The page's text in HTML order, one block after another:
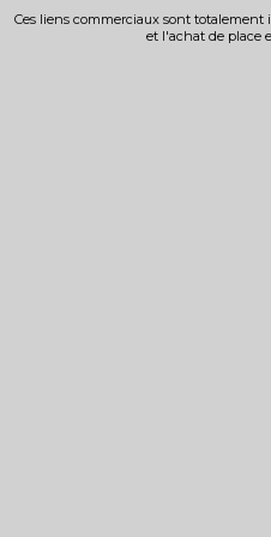
Ces liens commerciaux sont totalement
et l'achat de place